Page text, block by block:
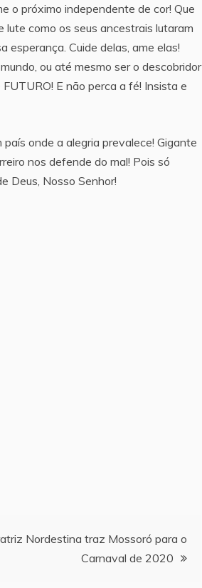
o próximo independente de cor! Que
lute como os seus ancestrais lutaram
esperança. Cuide delas, ame elas!
ou até mesmo ser o descobridor
E não perca a fé! Insista e
onde a alegria prevalece! Gigante
nos defende do mal! Pois só
Deus, Nosso Senhor!
Nordestina traz Mossoró para o
Carnaval de 2020